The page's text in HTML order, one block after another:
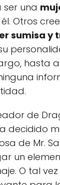
una
Otros
sumisa y
hasta
de
decidido
de Mr.
un
O tal